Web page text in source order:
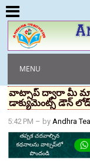
MENU
వాట్సాప్ ద్వారా మీ
డాక్యుమెంట్స్ డౌన్ లోడ్
5:42 PM – byAndhra